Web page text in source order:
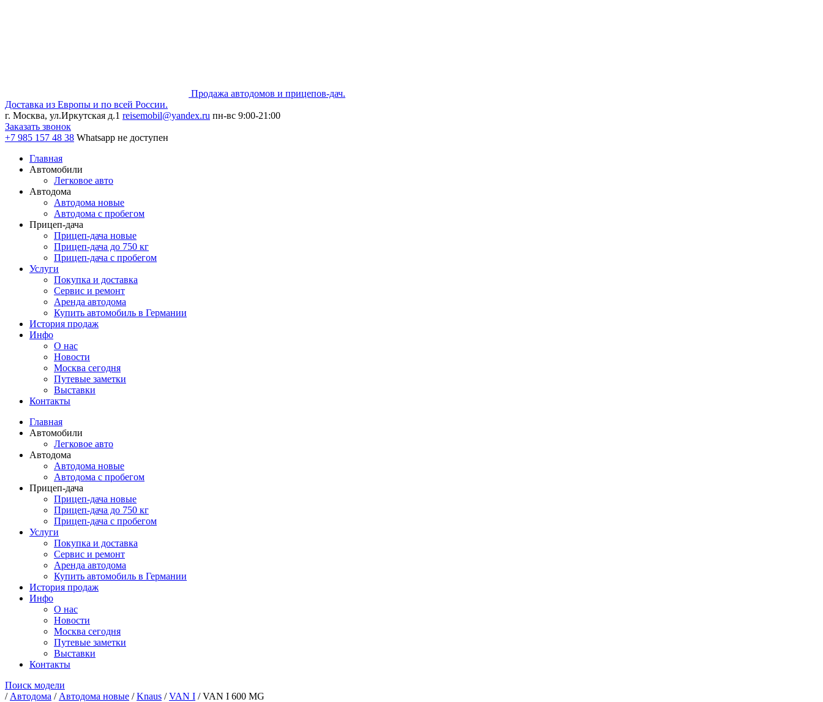
Продажа автодомов и прицепов-дач.
Доставка из Европы и по всей России.
г. Москва, ул.Иркутская д.1 reisemobil@yandex.ru пн-вс 9:00-21:00
Заказать звонок
+7 985 157 48 38 Whatsapp не доступен
Главная
Автомобили
Легковое авто
Автодома
Автодома новые
Автодома с пробегом
Прицеп-дача
Прицеп-дача новые
Прицеп-дача до 750 кг
Прицеп-дача с пробегом
Услуги
Покупка и доставка
Сервис и ремонт
Аренда автодома
Купить автомобиль в Германии
История продаж
Инфо
О нас
Новости
Москва сегодня
Путевые заметки
Выставки
Контакты
Главная
Автомобили
Легковое авто
Автодома
Автодома новые
Автодома с пробегом
Прицеп-дача
Прицеп-дача новые
Прицеп-дача до 750 кг
Прицеп-дача с пробегом
Услуги
Покупка и доставка
Сервис и ремонт
Аренда автодома
Купить автомобиль в Германии
История продаж
Инфо
О нас
Новости
Москва сегодня
Путевые заметки
Выставки
Контакты
Поиск модели
/ Автодома / Автодома новые /Knaus /VAN I /VAN I 600 MG